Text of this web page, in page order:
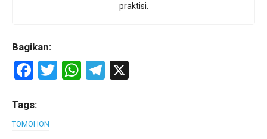
praktisi.
Bagikan:
F
ce
b
T
W T
Tags:
TOMOHON